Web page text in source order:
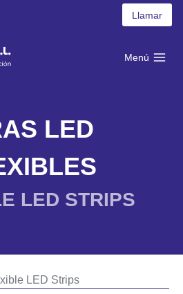
Llamar
Menú
LED
LED STRIPS
LED Strips